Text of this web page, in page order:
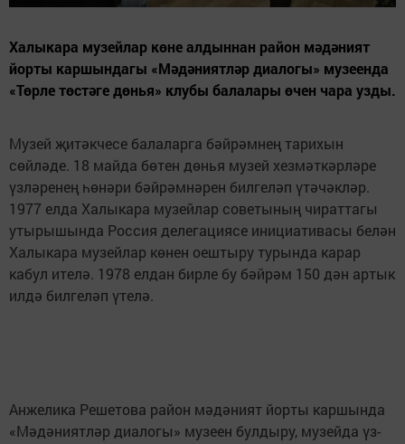
Халыкара музейлар көне алдыннан район мәдәният
йорты каршындагы «Мәдәниятләр диалогы» музеенда
«Төрле төстәге дөнья» клубы балалары өчен чара узды.
Музей җитәкчесе балаларга бәйрәмнең тарихын
сөйләде. 18 майда бөтен дөнья музей хезмәткәрләре
үзләренең һөнәри бәйрәмнәрен билгеләп үтәчәкләр.
1977 елда Халыкара музейлар советының чираттагы
утырышында Россия делегациясе инициативасы белән
Халыкара музейлар көнен оештыру турында карар
кабул ителә. 1978 елдан бирле бу бәйрәм 150 дән артык
илдә билгеләп үтелә.
Анжелика Решетова район мәдәният йорты каршында
«Мәдәниятләр диалогы» музеен булдыру, музейда үз-